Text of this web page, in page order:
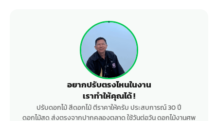
อยากปรับตรงไหนในงาน
เราทำให้คุณได้ !
ปรับดอกไม้ สีดอกไม้ ตีราคาให้ครับ ประสบการณ์ 30 ปี
ดอกไม้สด ส่งตรงจากปากคลองตลาด ใช้วันต่อวัน ดอกไม้งานศพ